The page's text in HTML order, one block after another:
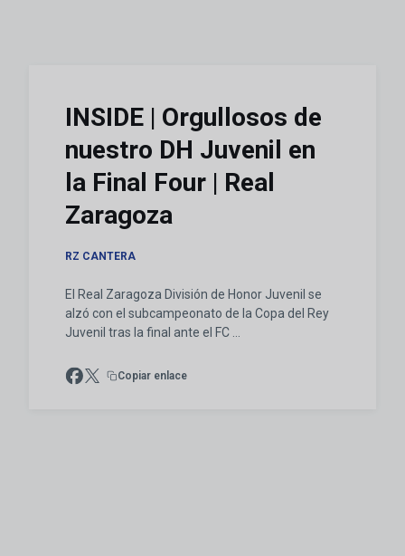
INSIDE | Orgullosos de
nuestro DH Juvenil en
la Final Four | Real
Zaragoza
RZ CANTERA
El Real Zaragoza División de Honor Juvenil se
alzó con el subcampeonato de la Copa del Rey
Juvenil tras la final ante el FC ...
Copiar enlace